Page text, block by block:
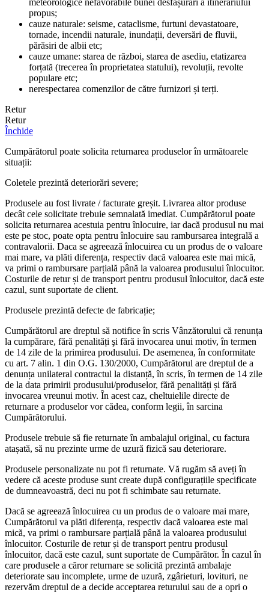
meteorologice nefavorabile bunei desfășurări a itinerariului
propus;
cauze naturale: seisme, cataclisme, furtuni devastatoare,
tornade, incendii naturale, inundații, deversări de fluvii,
părăsiri de albii etc;
cauze umane: starea de război, starea de asediu, etatizarea
forțată (trecerea în proprietatea statului), revoluții, revolte
populare etc;
nerespectarea comenzilor de către furnizori și terți.
Retur
Retur
Închide
Cumpărătorul poate solicita returnarea produselor în următoarele
situații:
Coletele prezintă deteriorări severe;
Produsele au fost livrate / facturate greșit. Livrarea altor produse
decât cele solicitate trebuie semnalată imediat. Cumpărătorul poate
solicita returnarea acestuia pentru înlocuire, iar dacă produsul nu mai
este pe stoc, poate opta pentru înlocuire sau rambursarea integrală a
contravalorii. Daca se agreează înlocuirea cu un produs de o valoare
mai mare, va plăti diferența, respectiv dacă valoarea este mai mică,
va primi o rambursare parțială până la valoarea produsului înlocuitor.
Costurile de retur și de transport pentru produsul înlocuitor, dacă este
cazul, sunt suportate de client.
Produsele prezintă defecte de fabricație;
Cumpărătorul are dreptul să notifice în scris Vânzătorului că renunța
la cumpărare, fără penalități şi fără invocarea unui motiv, în termen
de 14 zile de la primirea produsului. De asemenea, în conformitate
cu art. 7 alin. 1 din O.G. 130/2000, Cumpărătorul are dreptul de a
denunța unilateral contractul la distanță, în scris, în termen de 14 zile
de la data primirii produsului/produselor, fără penalități și fără
invocarea vreunui motiv. În acest caz, cheltuielile directe de
returnare a produselor vor cădea, conform legii, în sarcina
Cumpărătorului.
Produsele trebuie să fie returnate în ambalajul original, cu factura
atașată, să nu prezinte urme de uzură fizică sau deteriorare.
Produsele personalizate nu pot fi returnate. Vă rugăm să aveți în
vedere că aceste produse sunt create după configurațiile specificate
de dumneavoastră, deci nu pot fi schimbate sau returnate.
Dacă se agreează înlocuirea cu un produs de o valoare mai mare,
Cumpărătorul va plăti diferența, respectiv dacă valoarea este mai
mică, va primi o rambursare parțială până la valoarea produsului
înlocuitor. Costurile de retur și de transport pentru produsul
înlocuitor, dacă este cazul, sunt suportate de Cumpărător. În cazul în
care produsele a căror returnare se solicită prezintă ambalaje
deteriorate sau incomplete, urme de uzură, zgârieturi, lovituri, ne
rezervăm dreptul de a decide acceptarea returului sau de a opri o